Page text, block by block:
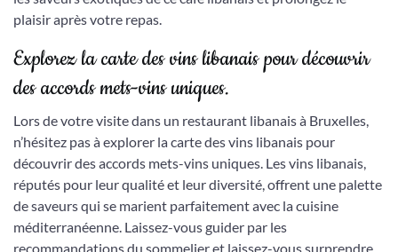
plaisir après votre repas.
Explorez la carte des vins libanais pour découvrir
des accords mets-vins uniques.
Lors de votre visite dans un restaurant libanais à Bruxelles,
n’hésitez pas à explorer la carte des vins libanais pour
découvrir des accords mets-vins uniques. Les vins libanais,
réputés pour leur qualité et leur diversité, offrent une palette
de saveurs qui se marient parfaitement avec la cuisine
méditerranéenne. Laissez-vous guider par les
recommandations du sommelier et laissez-vous surprendre